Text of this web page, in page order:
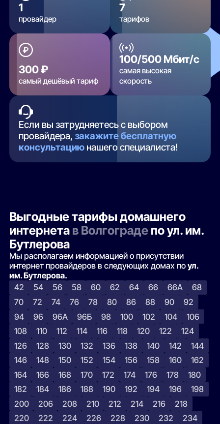
1
провайдер
7
тарифов
300 ₽
самый дешёвый тариф
100/500 Мбит/с
самая высокая
скорость
Если вы затрудняетесь с выбором
провайдера,закажите бесплатную
консультацию нашего специалиста!
Выгодные тарифы домашнего
интернета в Волгограде по ул. им.
Бутлерова
Мы располагаем информацией о присутствии
интернет провайдеров в следующих домах поул.
им. Бутлерова.
42
54 56 58 60 62 64 66 66А
68
70
72 74 76 78 80 86 88 90
92
94
96 96А 96Б 98 100 102 104
106
108
110 112 114 116 118 120 122
124
126
128 130 132 136 138 140 142
144
146
148 150 152 154 156 158 160
162
164
166 168 170 172 174 176 178
180
182
184 186 188 190 192 194 196
198
200
206 208 210 212 214 216
218
220
222 224 226 228 230 232
234